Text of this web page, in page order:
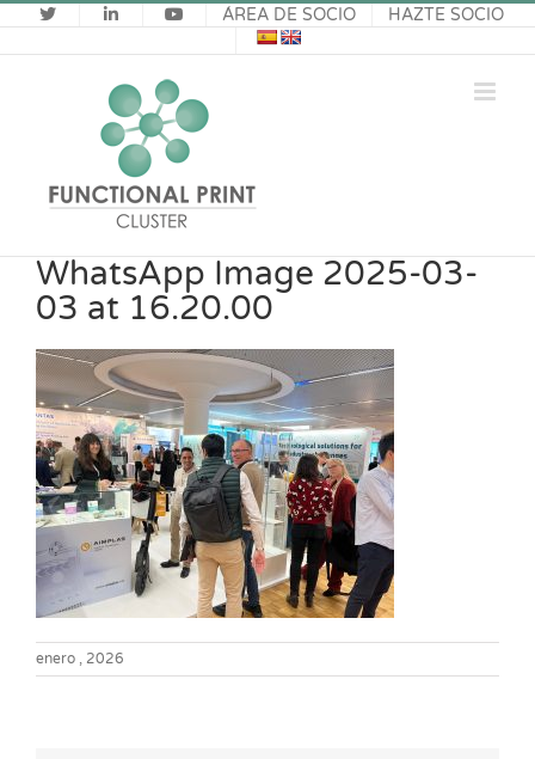
Saltar
al
contenido
ÁREA DE SOCIO HAZTE SOCIO
WhatsApp Image 2025-03-
03 at 16.20.00
enero , 2026